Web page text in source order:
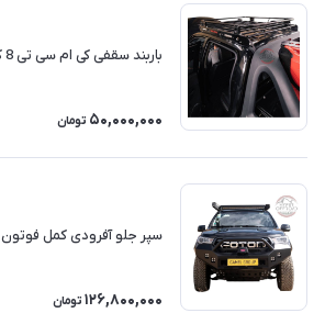
باربند سقفی کی ام سی تی 8 کمل آفرود - KMC T8
50,000,000 تومان
سپر جلو آفرودی کمل فوتون g7
126,800,000 تومان